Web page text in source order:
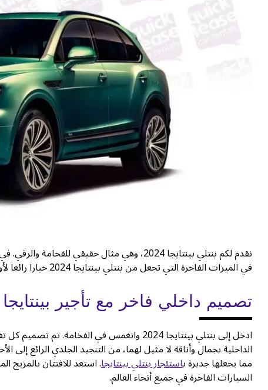
نقدم لكم بنتلي بينتايجا 2024، وهي مثال حقيقي للفخامة والرقي. في كويك ليز، نحن فخورون بتقديم
في الميزات الفاخرة التي تجعل من بنتلي بينتايجا 2024 خيارا رائعا لأولئك الذين يبحثون عن قمة التميز في عالم السيارات.
تصميم داخلي فاخر مع تأجير
ادخل إلى بنتلي بينتايجا 2024 وانغمس في
الداخلية بجمال وأناقة لا مثيل لهما، من التنجيد الجلدي الرائع
مما يجعلها جديرة باستئجار بنتلي بينتايجا. استعد للافتتان بالمزيج
السيارات الفاخرة في جميع أنحاء العالم.